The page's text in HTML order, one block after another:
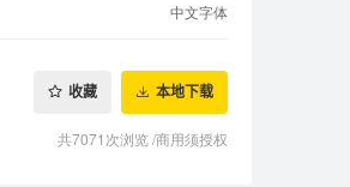
中文字体
收藏 本地下载
共7071次浏览/商用须授权